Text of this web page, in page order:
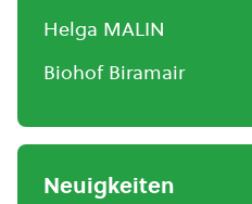
Helga MALIN
Biohof Biramair
Neuigkeiten